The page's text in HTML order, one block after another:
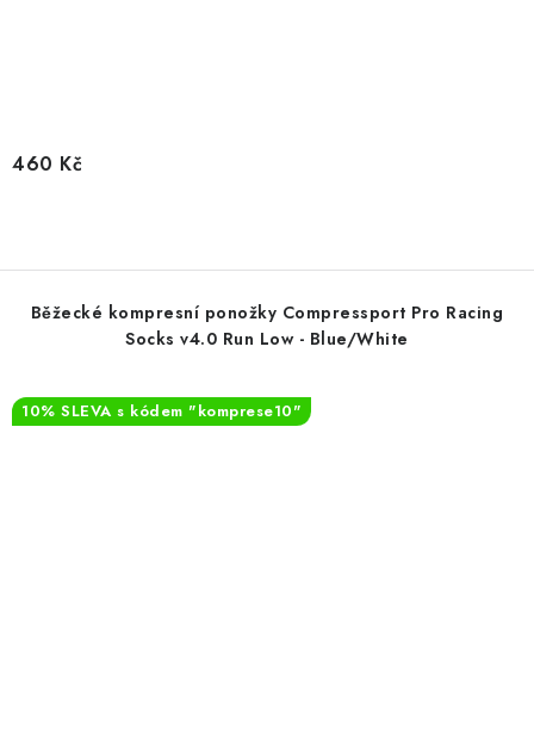
460 Kč
Běžecké kompresní ponožky Compressport Pro Racing
Socks v4.0 Run Low - Blue/White
10% SLEVA s kódem "komprese10"